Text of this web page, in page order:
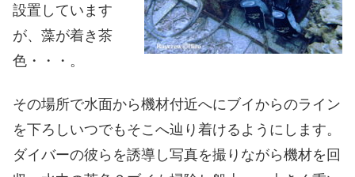
設置しています
が、藻が着き茶
色・・・。
その場所で水面から機材付近へにブイからのライン
を下ろしいつでもそこへ辿り着けるようにします。
ダイバーの彼らを誘導し写真を撮りながら機材を回